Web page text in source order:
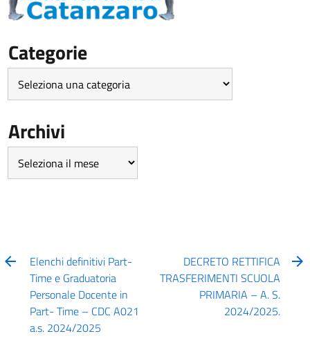
Categorie
Archivi
Elenchi definitivi Part-
Time e Graduatoria
Personale Docente in
Part- Time – CDC A021
a.s. 2024/2025
DECRETO RETTIFICA
TRASFERIMENTI SCUOLA
PRIMARIA – A. S.
2024/2025.